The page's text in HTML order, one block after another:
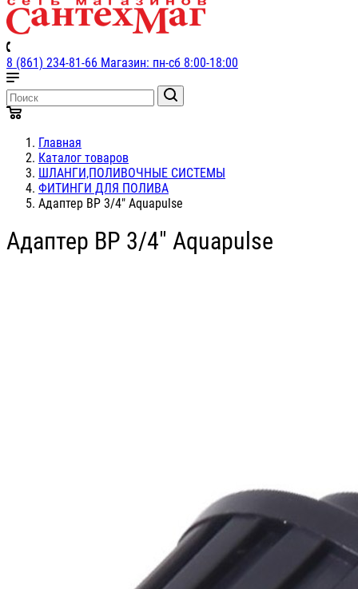
8 (861) 234-81-66 Магазин: пн-сб 8:00-18:00
Главная
Каталог товаров
ШЛАНГИ,ПОЛИВОЧНЫЕ СИСТЕМЫ
ФИТИНГИ ДЛЯ ПОЛИВА
Адаптер ВР 3/4" Aquapulse
Адаптер ВР 3/4" Aquapulse